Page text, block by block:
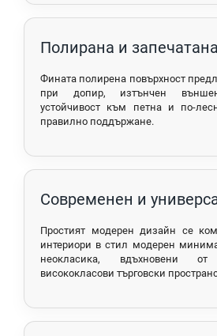
Полирана и
Фината полирена повърхност
при допир, изтънчен
устойчивост към петна и по-
правилно поддържане.
Современен и
Простият модерен дизайн се
интериори в стил модерен
неокласика, вдъхновени
висококласови търговски